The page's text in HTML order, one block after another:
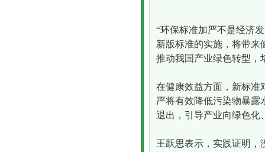
“环保标准加严不是经济
新版标准的实施，将带来
推动我国产业绿色转型，
在健康效益方面，新标准
严将有效降低污染物暴露
退出，引导产业向绿色化
王跃思表示，实践证明，